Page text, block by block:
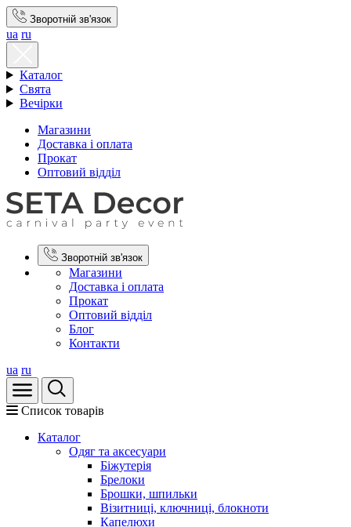
Зворотній зв'язок
ua ru
Каталог
Свята
Вечірки
Магазини
Доставка і оплата
Прокат
Оптовий відділ
Зворотній зв'язок
Магазини
Доставка і оплата
Прокат
Оптовий відділ
Блог
Контакти
ua ru
Список товарів
Каталог
Oдяг та аксесуари
Біжутерія
Брелоки
Брошки, шпильки
Візитниці, ключниці, блокноти
Капелюхи